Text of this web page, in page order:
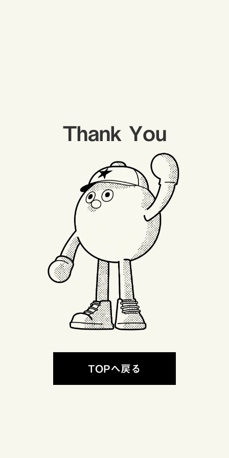
Thank You
TOPへ戻る